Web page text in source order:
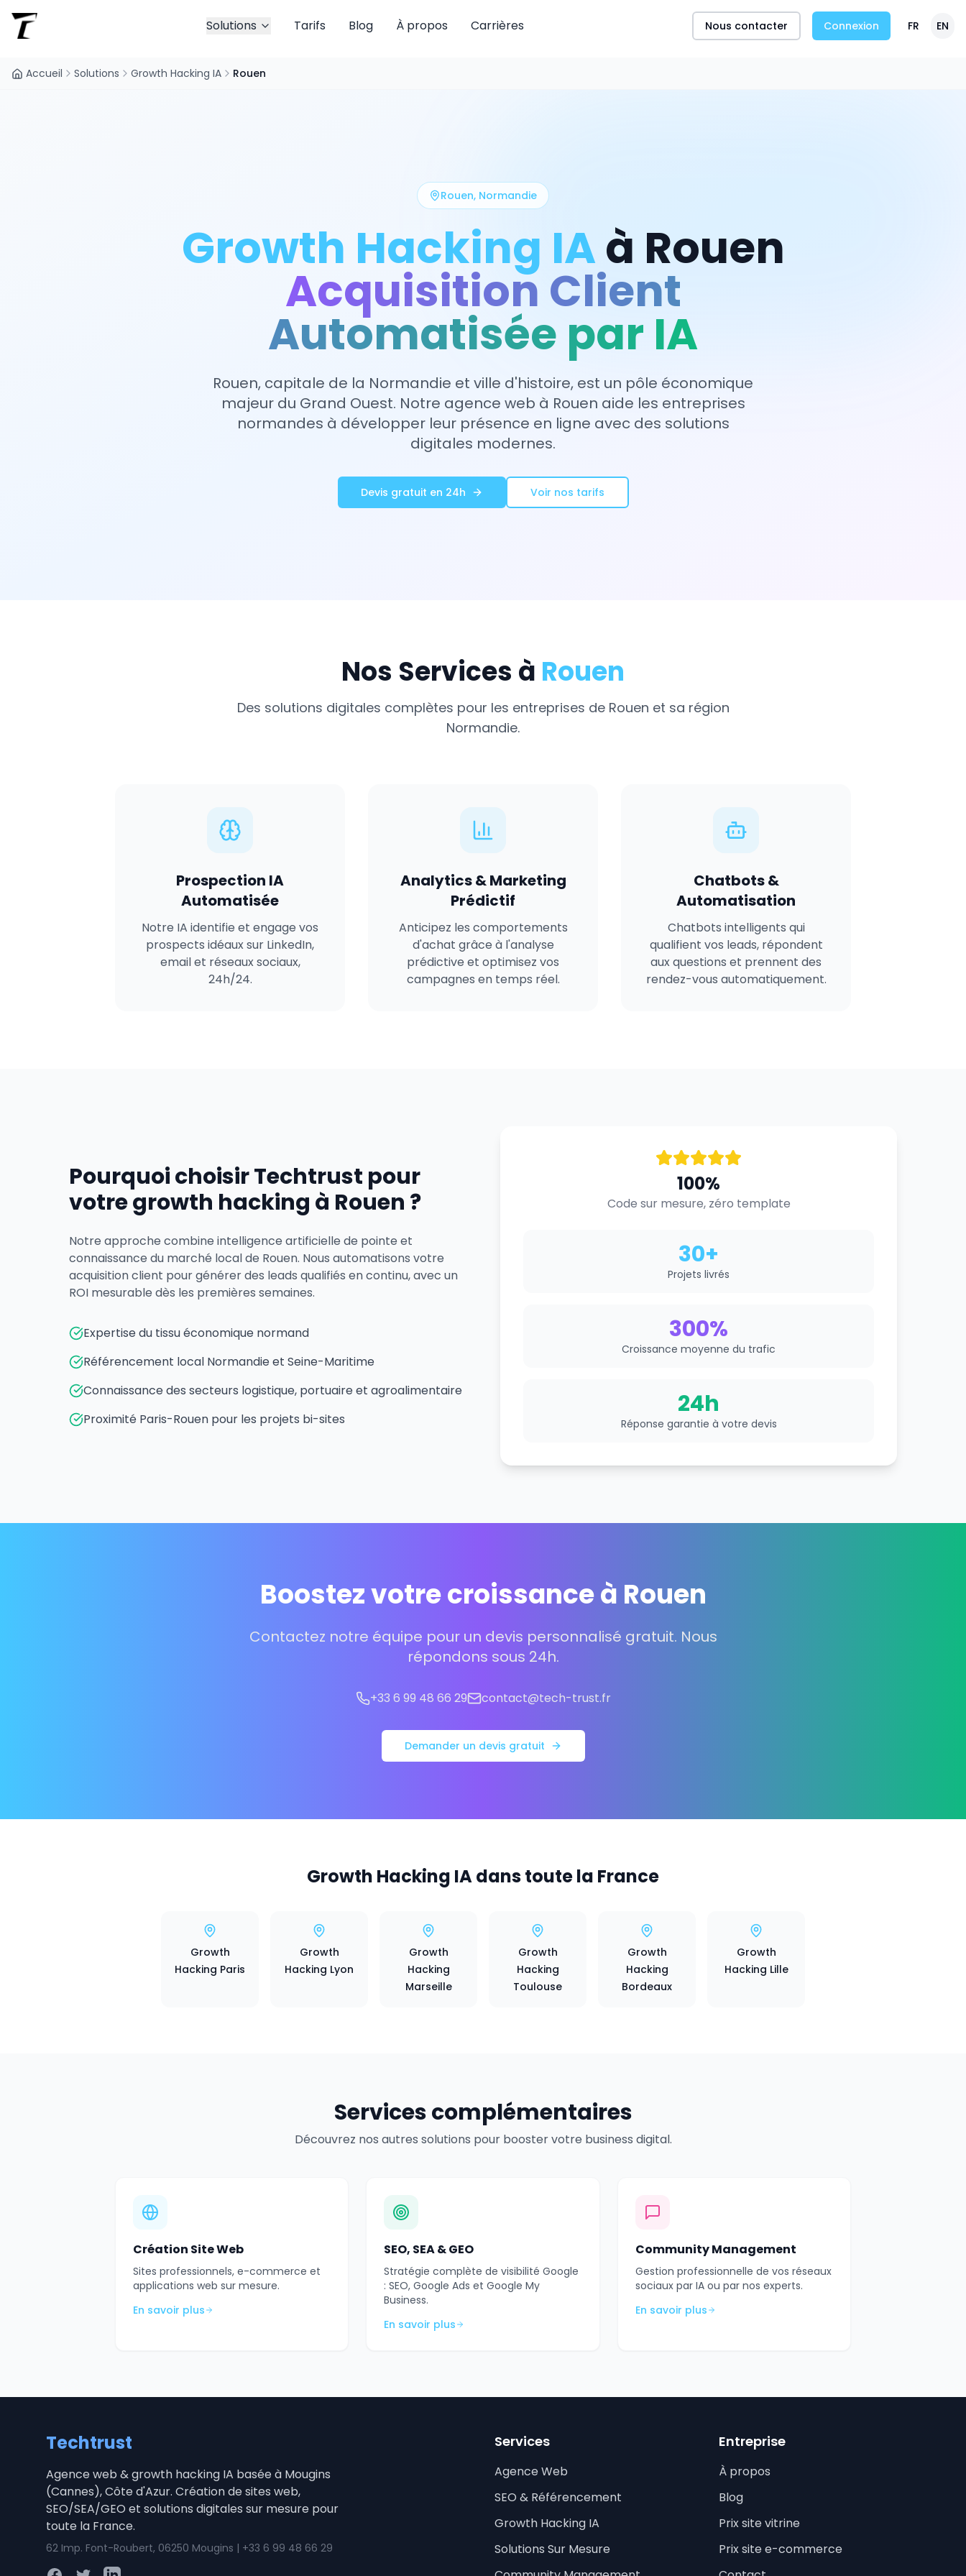
Solutions Tarifs Blog À propos Carrières Nous contacter Connexion FR EN
Accueil Solutions Growth Hacking IA Rouen
Rouen, Normandie
Growth Hacking IAà Rouen
Acquisition Client
Automatisée par IA
Rouen, capitale de la Normandie et ville d'histoire, est un pôle économique
majeur du Grand Ouest. Notre agence web à Rouen aide les entreprises
normandes à développer leur présence en ligne avec des solutions
digitales modernes.
Devis gratuit en 24h Voir nos tarifs
Nos Services à Rouen
Des solutions digitales complètes pour les entreprises de Rouen et sa région
Normandie.
Prospection IA
Automatisée
Notre IA identifie et engage vos
prospects idéaux sur LinkedIn,
email et réseaux sociaux,
24h/24.
Analytics & Marketing
Prédictif
Anticipez les comportements
d'achat grâce à l'analyse
prédictive et optimisez vos
campagnes en temps réel.
Chatbots &
Automatisation
Chatbots intelligents qui
qualifient vos leads, répondent
aux questions et prennent des
rendez-vous automatiquement.
Pourquoi choisir Techtrust pour
votre growth hacking à Rouen ?
Notre approche combine intelligence artificielle de pointe et
connaissance du marché local de Rouen. Nous automatisons votre
acquisition client pour générer des leads qualifiés en continu, avec un
ROI mesurable dès les premières semaines.
Expertise du tissu économique normand
Référencement local Normandie et Seine-Maritime
Connaissance des secteurs logistique, portuaire et agroalimentaire
Proximité Paris-Rouen pour les projets bi-sites
100%
Code sur mesure, zéro template
30+
Projets livrés
300%
Croissance moyenne du trafic
24h
Réponse garantie à votre devis
Boostez votre croissance à Rouen
Contactez notre équipe pour un devis personnalisé gratuit. Nous
répondons sous 24h.
+33 6 99 48 66 29 contact@tech-trust.fr
Demander un devis gratuit
Growth Hacking IA dans toute la France
Growth
Hacking Paris
Growth
Hacking Lyon
Growth
Hacking
Marseille
Growth
Hacking
Toulouse
Growth
Hacking
Bordeaux
Growth
Hacking Lille
Services complémentaires
Découvrez nos autres solutions pour booster votre business digital.
Création Site Web
Sites professionnels, e-commerce et
applications web sur mesure.
En savoir plus
SEO, SEA & GEO
Stratégie complète de visibilité Google
: SEO, Google Ads et Google My
Business.
En savoir plus
Community Management
Gestion professionnelle de vos réseaux
sociaux par IA ou par nos experts.
En savoir plus
Techtrust
Agence web & growth hacking IA basée à Mougins
(Cannes), Côte d'Azur. Création de sites web,
SEO/SEA/GEO et solutions digitales sur mesure pour
toute la France.
62 Imp. Font-Roubert, 06250 Mougins | +33 6 99 48 66 29
Services
Agence Web
SEO & Référencement
Growth Hacking IA
Solutions Sur Mesure
Entreprise
À propos
Blog
Prix site vitrine
Prix site e-commerce